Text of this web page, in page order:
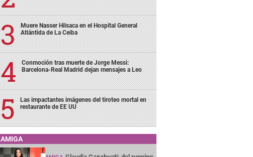
Muere Nasser Hilsaca en el Hospital General
Atlántida de La Ceiba
Conmoción tras muerte de Jorge Messi:
Barcelona-Real Madrid dejan mensajes a Leo
Las impactantes imágenes del tiroteo mortal en
restaurante de EE UU
AMIGA